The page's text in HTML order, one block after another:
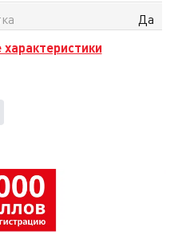
Да
характеристики